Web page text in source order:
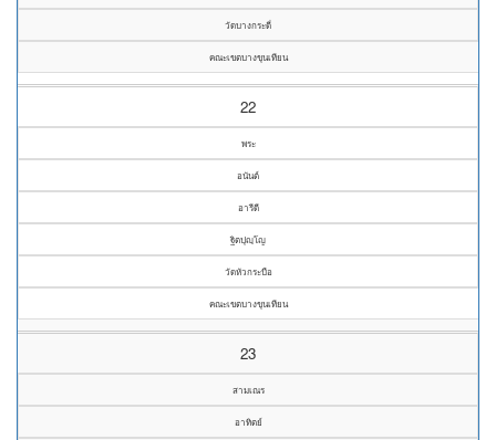
วัดบางกระดี่
คณะเขตบางขุนเทียน
22
พระ
อนันต์
อารีดี
ฐิตปุญฺโญ
วัดหัวกระบือ
คณะเขตบางขุนเทียน
23
สามเณร
อาทิตย์